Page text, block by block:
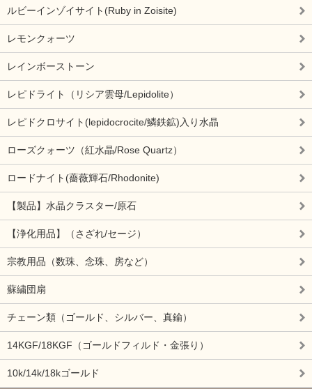
ルビーインゾイサイト(Ruby in Zoisite)
レモンクォーツ
レインボーストーン
レピドライト（リシア雲母/Lepidolite）
レピドクロサイト(lepidocrocite/鱗鉄鉱)入り水晶
ローズクォーツ（紅水晶/Rose Quartz）
ロードナイト(薔薇輝石/Rhodonite)
【製品】水晶クラスター/原石
【浄化用品】（さざれ/セージ）
宗教用品（数珠、念珠、房など）
蘇繍団扇
チェーン類（ゴールド、シルバー、真鍮）
14KGF/18KGF（ゴールドフィルド・金張り）
10k/14k/18kゴールド